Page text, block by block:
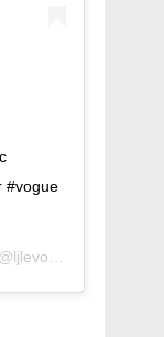
#vogue
on